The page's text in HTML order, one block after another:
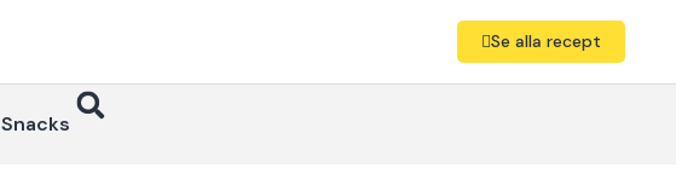
Se alla recept
Snacks